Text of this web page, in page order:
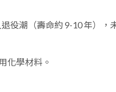
役潮（壽命約 9-10 年），
化學材料。